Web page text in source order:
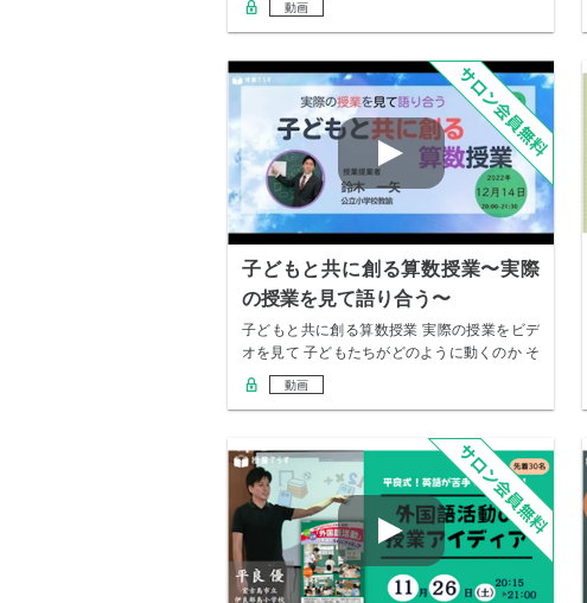
動画
子どもと共に創る算数授業〜実際
の授業を見て語り合う〜
子どもと共に創る算数授業 実際の授業をビデ
オを見て 子どもたちがどのように動くのか そ
のと…
動画